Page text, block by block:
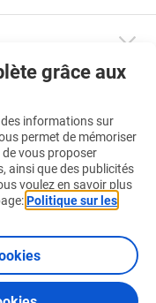
grâce aux
informations sur
permet de mémoriser
vous proposer
ainsi que des publicités
voulez en savoir plus
Politique sur les